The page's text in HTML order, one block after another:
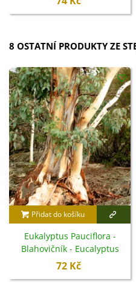
8 OSTATNÍ PRODUKTY ZE
Přidat do košíku
Eukalyptus Pauciflora -
Blahovičník - Eucalyptus
pauciflora - semena - 8 ks
72 Kč